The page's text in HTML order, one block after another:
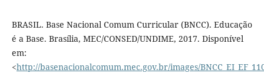
BRASIL. Base Nacional Comum Curricular (BNCC). Educação
é a Base. Brasília, MEC/CONSED/UNDIME, 2017. Disponível
em:
<http://basenacionalcomum.mec.gov.br/images/